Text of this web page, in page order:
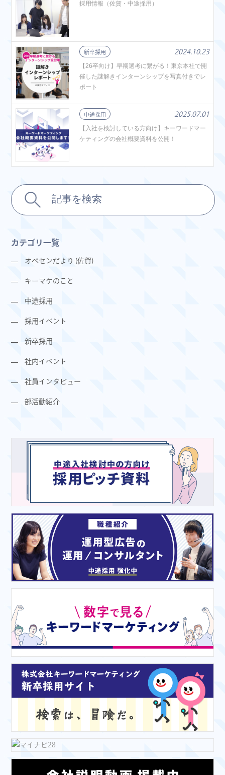
採用情報（佐賀・中途採用）
新卒採用
2024.10.23
【26卒向け】早期選考に繋がる！東京本社で開
催した謎解きインターンシップを写真付きでレ
ポート
中途採用
2025.07.01
【入社を検討している方向け】キーワードマー
ケティングの会社概要資料を公開！
カテゴリ一覧
オペセンだより (佐賀)
キーマケのこと
中途採用
採用イベント
新卒採用
社内イベント
社員インタビュー
部活動紹介